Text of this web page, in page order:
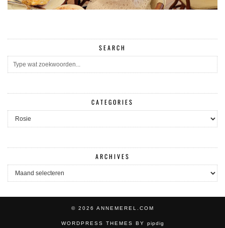
SEARCH
CATEGORIES
CATEGORIES
ARCHIVES
ARCHIVES
© 2026 ANNEMEREL.COM
WORDPRESS THEMES BY pipdig